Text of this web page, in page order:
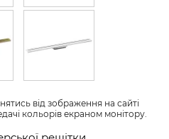
від зображення на сайті
кольорів екраном монітору.